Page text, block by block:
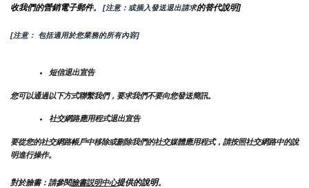
收我們的營銷電子郵件。 [注意：或插入發送退出請求的替代說明]
[注意： 包括適用於您業務的所有內容]
短信退出宣告
您可以通過以下方式聯繫我們，要求我們不要向您發送簡訊。
社交網路應用程式退出宣告
要從您的社交網路帳戶中移除或刪除我們的社交媒體應用程式，請按照社交網路中的說
明進行操作。
對於臉書：請參閱臉書説明中心提供的說明。